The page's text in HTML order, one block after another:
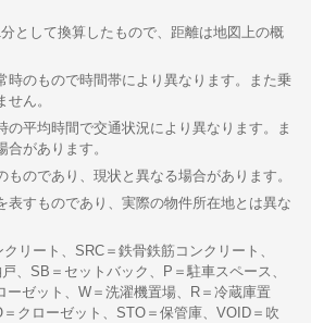
として換算したもので、距離は地図上の概
時のもので時間帯により異なります。また乗
ん。
の平均時間で交通状況により異なります。ま
があります。
ものであり、現状と異なる場合があります。
表すものであり、実際の物件所在地とは異な
リート、SRC＝鉄骨鉄筋コンクリート、
、SB＝セットバック、P＝駐車スペース、
ーゼット、W＝洗濯機置場、R＝冷蔵庫置
クローゼット、STO＝保管庫、VOID＝吹